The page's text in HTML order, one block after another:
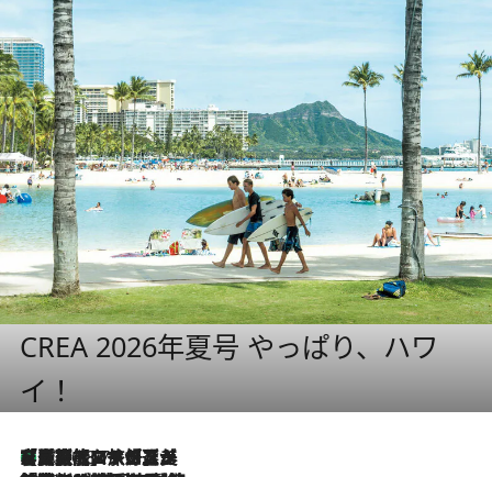
CREA 2026年夏号 やっぱり、ハワ
イ！
2026.8.7
【厳選旅コスメ】「多機能アイテムがメイン！」旅好き美容エディターが選んだ夏旅ベストコスメを発表【Mサイズジップ】